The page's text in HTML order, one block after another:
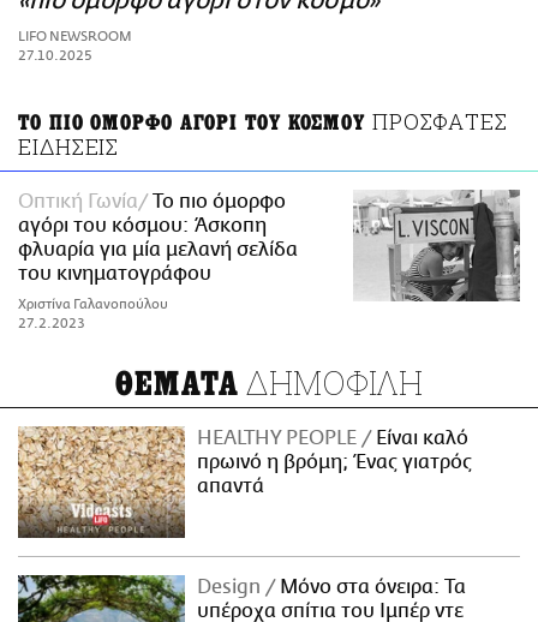
ΑΜΠΑ
PRINT
LIFO NEWSROOM
27.10.2025
ΤΟ ΠΙΟ ΟΜΟΡΦΟ ΑΓΟΡΙ ΤΟΥ ΚΟΣΜΟΥ ΠΡΟΣΦΑΤΕΣ
ΕΙΔΗΣΕΙΣ
Οπτική Γωνία
Το πιο όμορφο
αγόρι του κόσμου: Άσκοπη
φλυαρία για μία μελανή σελίδα
του κινηματογράφου
Χριστίνα Γαλανοπούλου
27.2.2023
ΘΕΜΑΤΑ ΔΗΜΟΦΙΛΗ
HEALTHY PEOPLE
Είναι καλό
πρωινό η βρόμη; Ένας γιατρός
απαντά
Design
Μόνο στα όνειρα: Τα
υπέροχα σπίτια του Ιμπέρ ντε